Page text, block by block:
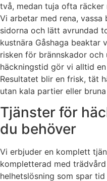
två, medan tuja ofta räcker
Vi arbetar med rena,
sidorna och lätt avrundad
kustnära Gåshaga
risken för brännskador
häckningstid gör vi alltid
Resultatet blir en frisk, tät
utan kala partier eller
Tjänster för
du behöver
Vi erbjuder en komplett
kompletterad med
helhetslösning som spar